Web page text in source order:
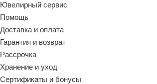
Ювелирный сервис
Помощь
Доставка и оплата
Гарантия и возврат
Рассрочка
Хранение и уход
Сертификаты и бонусы